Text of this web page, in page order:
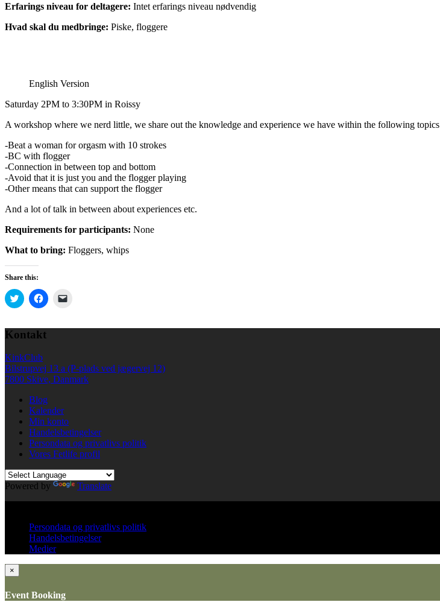
Erfarings niveau for deltagere: Intet erfarings niveau nødvendig
Hvad skal du medbringe: Piske, floggere
English Version
Saturday 2PM to 3:30PM in Roissy
A workshop where we nerd little, we share out the knowledge and experience we have within the following topics
-Beat a woman for orgasm with 10 strokes
-BC with flogger
-Connection in between top and bottom
-Avoid that it is just you and the flogger playing
-Other means that can support the flogger
And a lot of talk in between about experiences etc.
Requirements for participants: None
What to bring: Floggers, whips
Share this:
Click
to
Twitter
(Opens
new
window)
Click
to
Facebook
(Opens
link
in
new
window)
Kontakt
KinkClub
Bilstrupvej 13 a (P-plads ved jægervej 12)
7800 Skive, Danmark
Blog
Kalender
Min konto
Handelsbetingelser
Persondata og privatlivs politik
Vores Fetlife profil
Powered by
Translate
Persondata og privatlivs politik
Handelsbetingelser
Medier
×
Event Booking